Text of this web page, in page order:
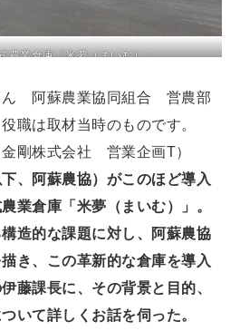
農業倉庫「米夢（まいむ）」
阿蘇農業協同組合 営農部
は取材当時のものです。
剛株式会社 営業企画T）
、阿蘇農協）がこのほど導入
業倉庫「米夢（まいむ）」。
造的な課題に対し、阿蘇農協
き、この革新的な倉庫を導入
藤課長に、その背景と目的、
いて詳しくお話を伺った。